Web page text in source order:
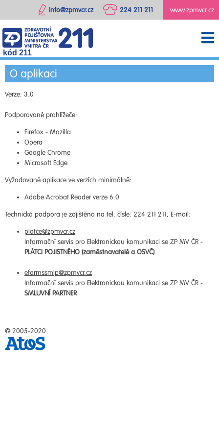
www.zpmvcr.cz
224 211 211
info@zpmvcr.cz
kód 211
O aplikaci
Verze: 3.0
Podporované prohlížeče:
Firefox - Mozilla
Opera
Google Chrome
Microsoft Edge
Vyžadované aplikace ve verzích minimálně:
Adobe Acrobat Reader verze 6.0
Technická podpora je zajištěna na tel. čísle: 224 211 211, E-mail:
platce@zpmvcr.cz
Informační servis pro Elektronickou komunikaci se ZP MV ČR -
PLÁTCI POJISTNÉHO (zaměstnavatelé a OSVČ)
eformssmlp@zpmvcr.cz
Informační servis pro Elektronickou komunikaci se ZP MV ČR -
SMLUVNÍ PARTNER
© 2005-2020